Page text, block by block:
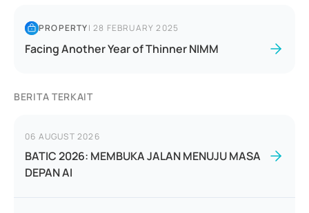
PROPERTY|28 FEBRUARY 2025
Facing Another Year of Thinner NIMM
BERITA TERKAIT
06 AUGUST 2026
BATIC 2026: MEMBUKA JALAN MENUJU MASA
DEPAN AI